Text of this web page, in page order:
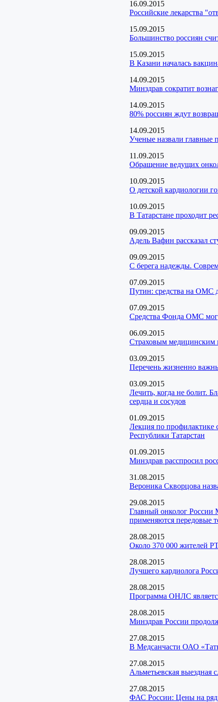
16.09.2015
Российские лекарства
15.09.2015
Большинство россиян
15.09.2015
В Казани началась
14.09.2015
Минздрав сократит
14.09.2015
80% россиян ждут
14.09.2015
Ученые назвали главные
11.09.2015
Обращение ведущих
10.09.2015
О детской кардиологии
10.09.2015
В Татарстане проходит
09.09.2015
Адель Вафин рассказал
09.09.2015
С берега надежды.
07.09.2015
Путин: средства на ОМС
07.09.2015
Средства Фонда ОМС
06.09.2015
Страховым медицинским
03.09.2015
Перечень жизненно
03.09.2015
Лечить, когда не болит.
сердца и сосудов
01.09.2015
Лекция по профилактике
Республики Татарстан
01.09.2015
Минздрав расспросил
31.08.2015
Вероника Скворцова
29.08.2015
Главный онколог России
применяются передовые
28.08.2015
Около 370 000 жителей
28.08.2015
Лучшего кардиолога
28.08.2015
Программа ОНЛС
28.08.2015
Минздрав России
27.08.2015
В Медсанчасти ОАО
27.08.2015
Альметьевская
27.08.2015
ФАС России: Цены на ряд